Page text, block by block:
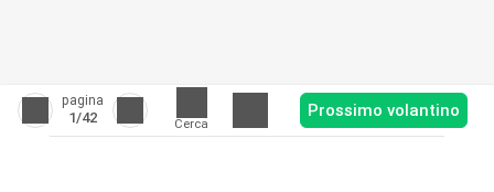
pagina
1/42 Cerca
Prossimo volantino